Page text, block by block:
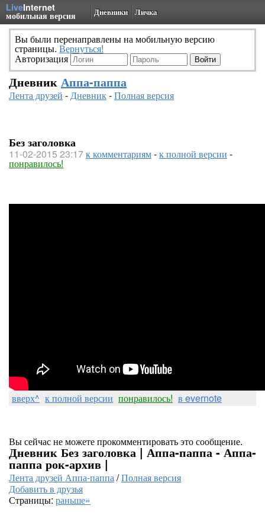
LiveInternet
мобильная версия Дневники Личка
Вы были перенаправлены на мобильную версию
страницы. Вернуться!
Авторизация
Дневник Аппа-паппа
Лента друзей -Дневник-Полная версия
Без заголовка
11-02-2015 23:17к комментариям-к полной версии -
понравилось!
вверх^ к полной версии понравилось! в evernote
Вы сейчас не можете прокомментировать это сообщение.
Дневник Без заголовка | Аппа-паппа - Аппа-
паппа рок-архив |
Лента друзей Аппа-паппа/Полная версия
Добавить в друзья
Страницы: раньше»